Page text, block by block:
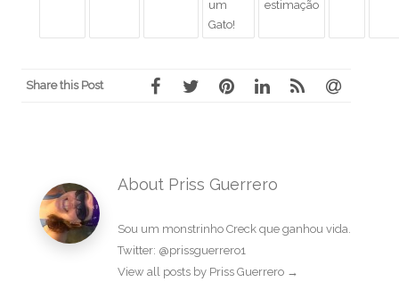
um
Gato!
estimação
Share this Post
About Priss Guerrero
Sou um monstrinho Creck que ganhou vida.
Twitter: @prissguerrero1
View all posts by Priss Guerrero →